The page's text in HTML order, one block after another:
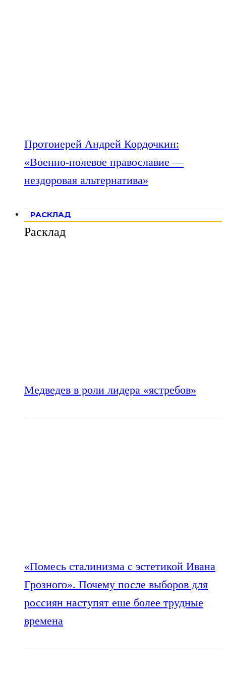
Протоиерей Андрей Кордочкин:
«Военно-полевое православие —
нездоровая альтернатива»
РАСКЛАД
Расклад
Медведев в роли лидера «ястребов»
«Помесь сталинизма с эстетикой Ивана
Грозного». Почему после выборов для
россиян наступят еше более трудные
времена